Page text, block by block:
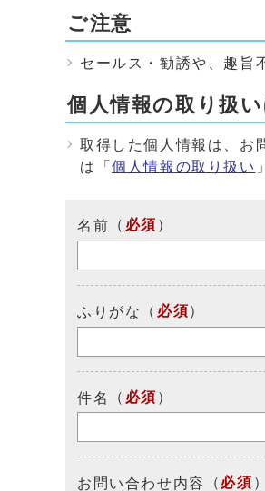
ご注意
セールス・勧誘や、趣旨
個人情報の取り扱
取得した個人情報は、お
は「個人情報の取り扱い
名前 （ 必須 ）
ふりがな （ 必須）
件名 （ 必須 ）
お問い合わせ内容 （ 必須 ）